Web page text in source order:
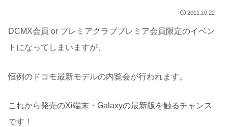
2011.10.22
DCMX会員 or プレミアクラブプレミア会員限定のイベン
トになってしまいますが、
恒例のドコモ最新モデルの内覧会が行われます。
これから発売のXi端末・Galaxyの最新版を触るチャンス
です！